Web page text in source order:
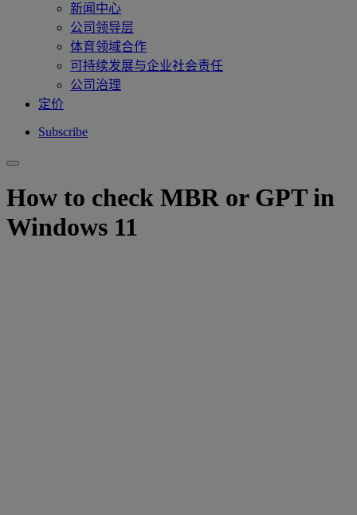
新闻中心
公司领导层
体育领域合作
可持续发展与企业社会责任
公司治理
定价
Subscribe
How to check MBR or GPT in
Windows 11